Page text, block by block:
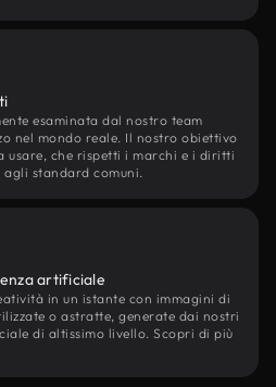
esaminata dal nostro team
nel mondo reale. Il nostro obiettivo
usare, che rispetti i marchi e i diritti
standard comuni.
artificiale
in un istante con immagini di
o astratte, generate dai nostri
di altissimo livello. Scopri di più